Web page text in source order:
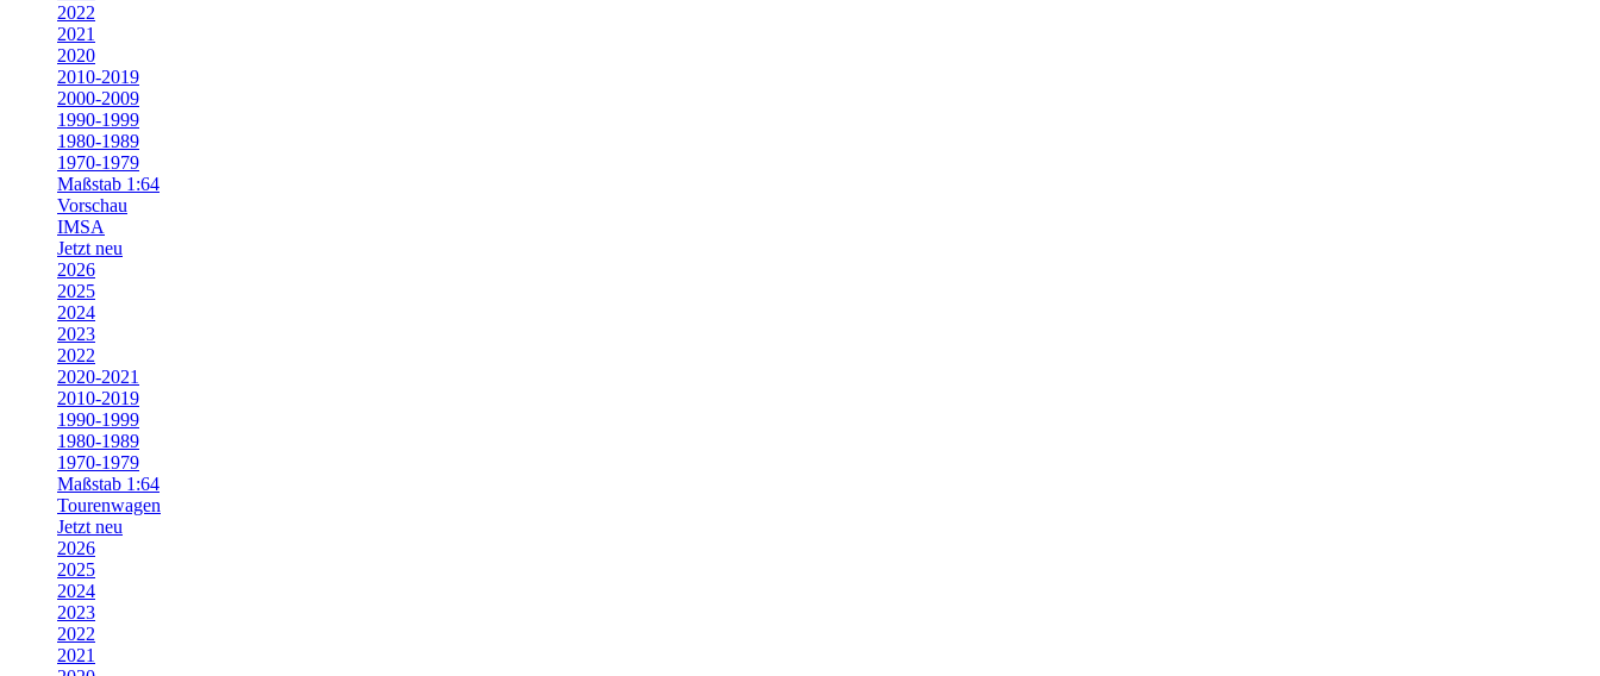
2022
2021
2020
2010-2019
2000-2009
1990-1999
1980-1989
1970-1979
Maßstab 1:64
Vorschau
IMSA
Jetzt neu
2026
2025
2024
2023
2022
2020-2021
2010-2019
1990-1999
1980-1989
1970-1979
Maßstab 1:64
Tourenwagen
Jetzt neu
2026
2025
2024
2023
2022
2021